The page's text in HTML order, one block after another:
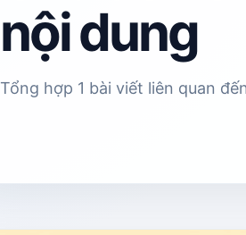
nội dung
Tổng hợp 1 bài viết liên quan